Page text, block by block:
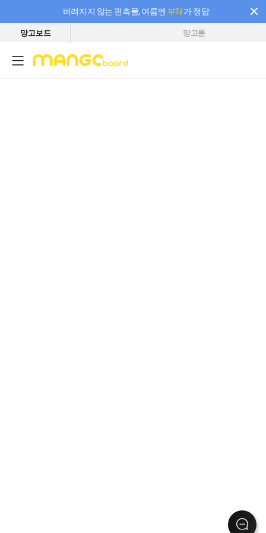
버려지지 않는 판촉물, 여름엔 부채가 정답
필요한 만큼 충전하고 끊김 없이 작업하세요! 새로워진 AI 부스터 요금제
망고보드 망고툰